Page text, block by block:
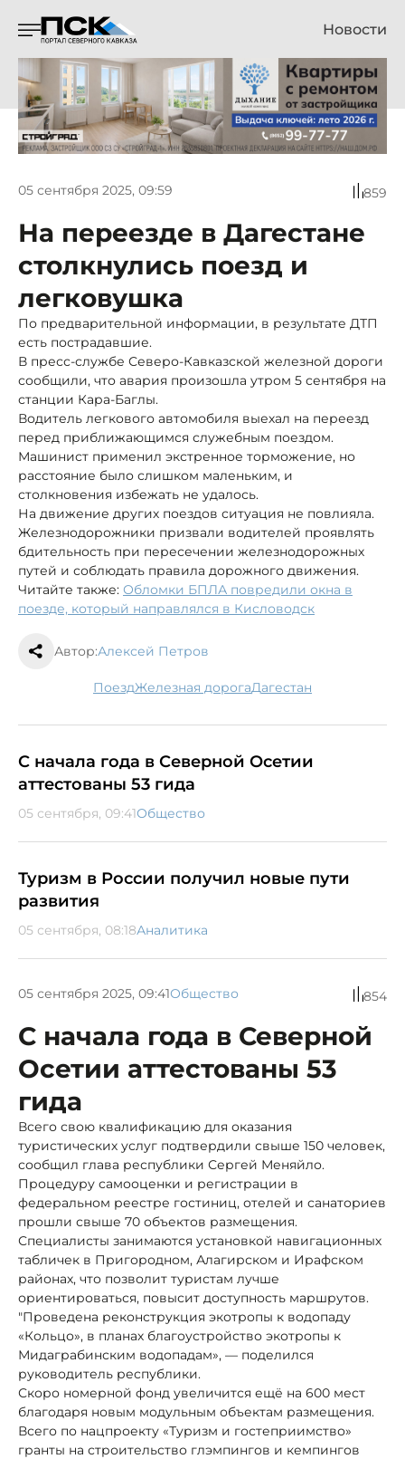
Новости
05 сентября 2025, 09:59 859
На переезде в Дагестане
столкнулись поезд и
легковушка
По предварительной информации, в результате ДТП
есть пострадавшие.
В пресс-службе Северо-Кавказской железной дороги
сообщили, что авария произошла утром 5 сентября на
станции Кара-Баглы.
Водитель легкового автомобиля выехал на переезд
перед приближающимся служебным поездом.
Машинист применил экстренное торможение, но
расстояние было слишком маленьким, и
столкновения избежать не удалось.
На движение других поездов ситуация не повлияла.
Железнодорожники призвали водителей проявлять
бдительность при пересечении железнодорожных
путей и соблюдать правила дорожного движения.
Читайте также: Обломки БПЛА повредили окна в
поезде, который направлялся в Кисловодск
Автор:Алексей Петров
поезд железная дорога Дагестан
С начала года в Северной Осетии
аттестованы 53 гида
05 сентября, 09:41Общество
Туризм в России получил новые пути
развития
05 сентября, 08:18Аналитика
05 сентября 2025, 09:41Общество 854
С начала года в Северной
Осетии аттестованы 53
гида
Всего свою квалификацию для оказания
туристических услуг подтвердили свыше 150 человек,
сообщил глава республики Сергей Меняйло.
Процедуру самооценки и регистрации в
федеральном реестре гостиниц, отелей и санаториев
прошли свыше 70 объектов размещения.
Специалисты занимаются установкой навигационных
табличек в Пригородном, Алагирском и Ирафском
районах, что позволит туристам лучше
ориентироваться, повысит доступность маршрутов.
"Проведена реконструкция экотропы к водопаду
«Кольцо», в планах благоустройство экотропы к
Мидаграбинским водопадам», — поделился
руководитель республики.
Скоро номерной фонд увеличится ещё на 600 мест
благодаря новым модульным объектам размещения.
Всего по нацпроекту «Туризм и гостеприимство»
гранты на строительство глэмпингов и кемпингов